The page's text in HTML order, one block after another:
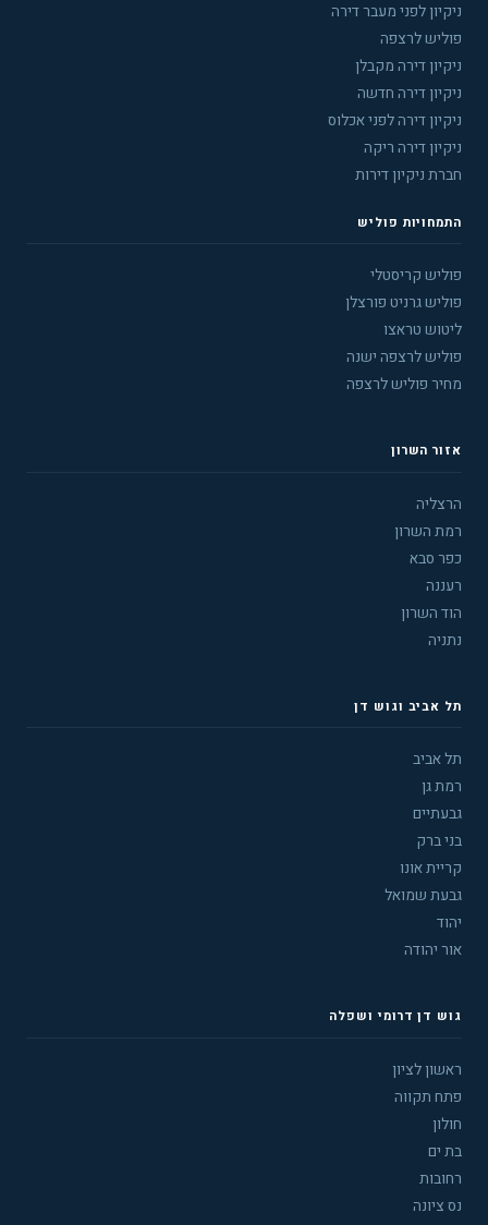
ניקיון לפני מעבר דירה
פוליש לרצפה
ניקיון דירה מקבלן
ניקיון דירה חדשה
ניקיון דירה לפני אכלוס
ניקיון דירה ריקה
חברת ניקיון דירות
התמחויות פוליש
פוליש קריסטלי
פוליש גרניט פורצלן
ליטוש טראצו
פוליש לרצפה ישנה
מחיר פוליש לרצפה
אזור השרון
הרצליה
רמת השרון
כפר סבא
רעננה
הוד השרון
נתניה
תל אביב וגוש דן
תל אביב
רמת גן
גבעתיים
בני ברק
קריית אונו
גבעת שמואל
יהוד
אור יהודה
גוש דן דרומי ושפלה
ראשון לציון
פתח תקווה
חולון
בת ים
רחובות
נס ציונה